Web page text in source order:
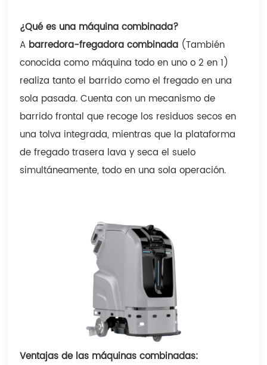
¿Qué es una máquina combinada?
A barredora-fregadora combinada (También
conocida como máquina todo en uno o 2 en 1)
realiza tanto el barrido como el fregado en una
sola pasada. Cuenta con un mecanismo de
barrido frontal que recoge los residuos secos en
una tolva integrada, mientras que la plataforma
de fregado trasera lava y seca el suelo
simultáneamente, todo en una sola operación.
Ventajas de las máquinas combinadas: